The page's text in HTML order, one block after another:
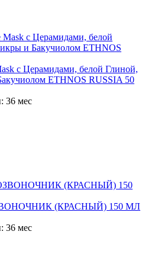
с Церамидами, белой Глиной,
ETHNOS RUSSIA 50
36 мес
(КРАСНЫЙ) 150 МЛ
36 мес